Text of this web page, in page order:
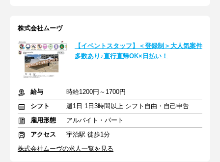
株式会社ムーヴ
【イベントスタッフ】＜登録制＞大人気案件
多数あり♪直行直帰OK×日払い！
給与
時給1200円～1700円
シフト
週1日 1日3時間以上 シフト自由・自己申告
雇用形態
アルバイト・パート
アクセス
宇治駅 徒歩1分
株式会社ムーヴの求人一覧を見る